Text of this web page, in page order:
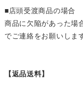
■店頭受渡商品の場合
商品に欠陥があった場
でご連絡をお願いしま
【返品送料】